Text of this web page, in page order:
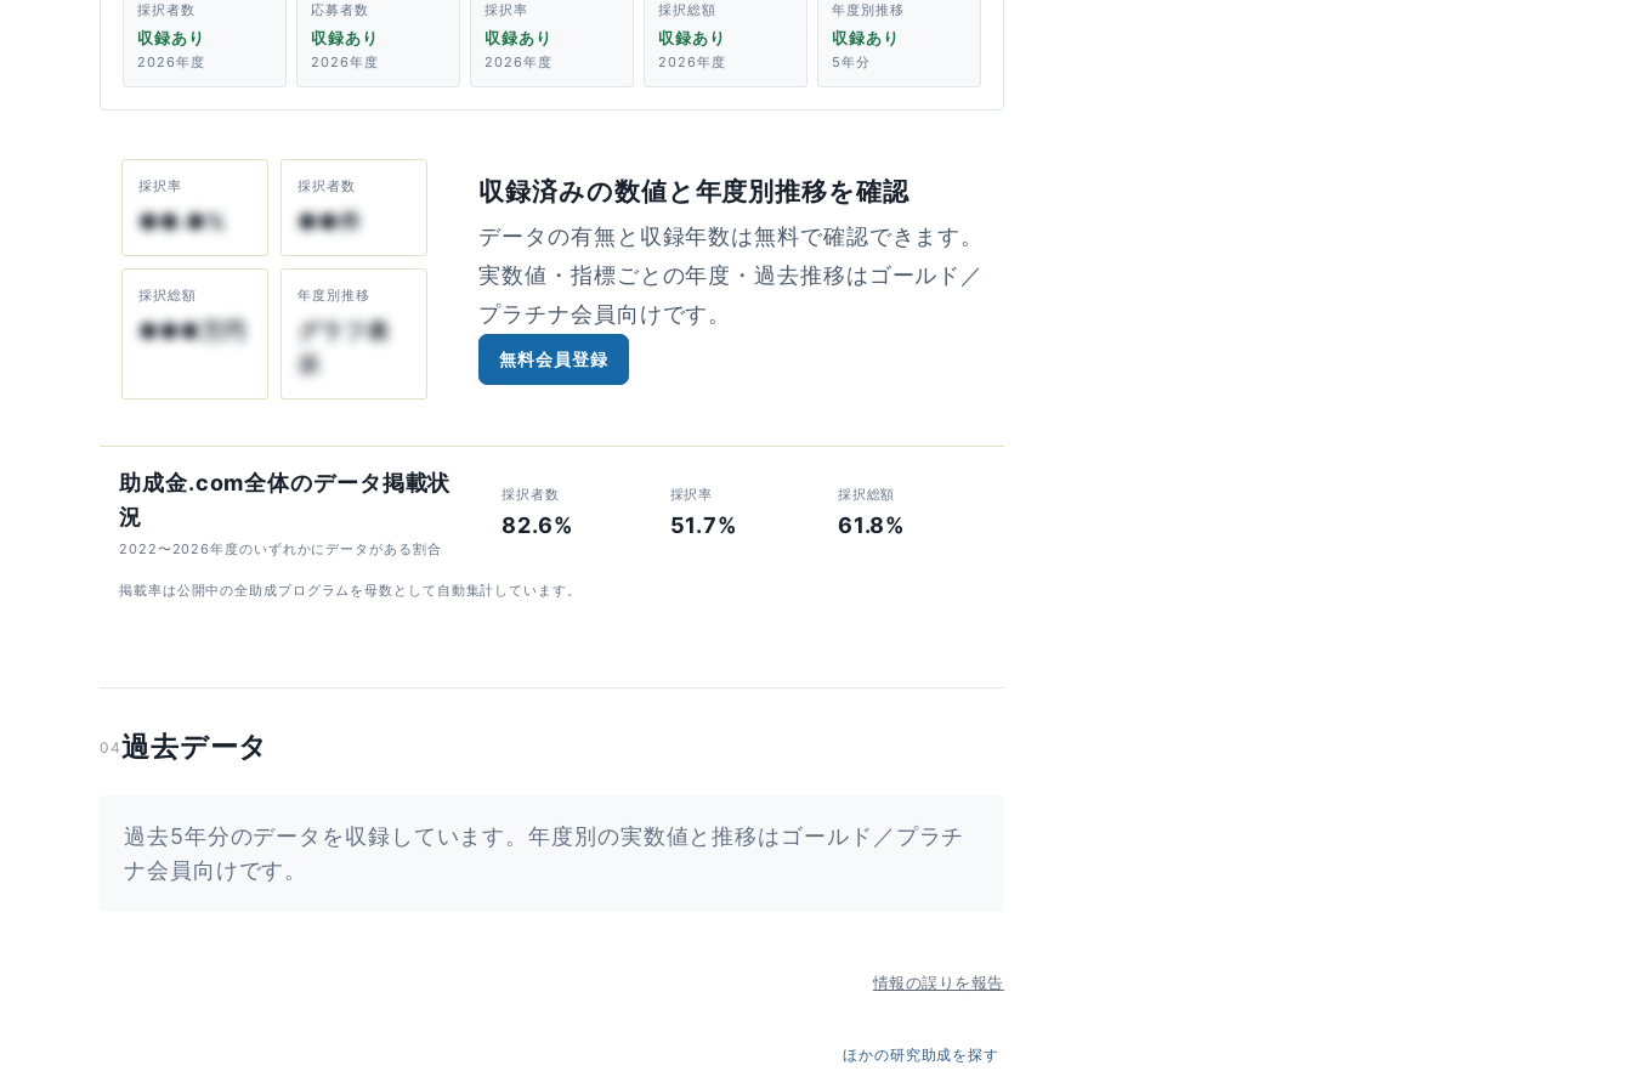
採択者数
収録あり
2026年度
応募者数
収録あり
2026年度
採択率
収録あり
2026年度
採択総額
収録あり
2026年度
年度別推移
収録あり
5年分
採択率
●●.●%
採択者数
●●件
採択総額
●●●万円
年度別推移
グラフ表
示
収録済みの数値と年度別推移を確認
データの有無と収録年数は無料で確認できます。
実数値・指標ごとの年度・過去推移はゴールド／
プラチナ会員向けです。
無料会員登録
助成金.com全体のデータ掲載状
況
2022〜2026年度のいずれかにデータがある割合
採択者数
82.6%
採択率
51.7%
採択総額
61.8%
掲載率は公開中の全助成プログラムを母数として自動集計しています。
04過去データ
過去5年分のデータを収録しています。年度別の実数値と推移はゴールド／プラチ
ナ会員向けです。
情報の誤りを報告
ほかの研究助成を探す